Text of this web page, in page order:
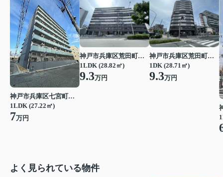
神戸市兵庫区七宮町１丁目
1LDK (27.22㎡)
7万円
神戸市兵庫区荒田町１丁目
1LDK (28.82㎡)
9.3万円
神戸市兵庫区荒田町１丁目
1DK (28.71㎡)
9.3万円
よく見られている物件